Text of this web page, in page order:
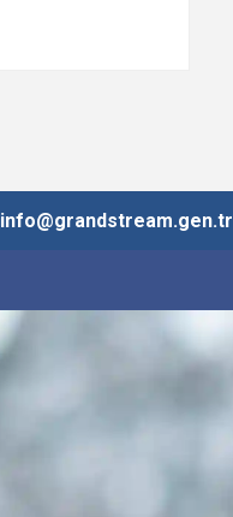
info@grandstream.gen.tr